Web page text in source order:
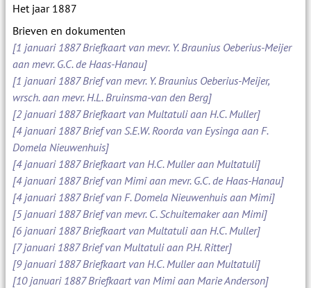
Het jaar 1887
Brieven en dokumenten
[1 januari 1887 Briefkaart van mevr. Y. Braunius Oeberius-Meijer
aan mevr. G.C. de Haas-Hanau]
[1 januari 1887 Brief van mevr. Y. Braunius Oeberius-Meijer,
wrsch. aan mevr. H.L. Bruinsma-van den Berg]
[2 januari 1887 Briefkaart van Multatuli aan H.C. Muller]
[4 januari 1887 Brief van S.E.W. Roorda van Eysinga aan F.
Domela Nieuwenhuis]
[4 januari 1887 Briefkaart van H.C. Muller aan Multatuli]
[4 januari 1887 Brief van Mimi aan mevr. G.C. de Haas-Hanau]
[4 januari 1887 Brief van F. Domela Nieuwenhuis aan Mimi]
[5 januari 1887 Brief van mevr. C. Schuitemaker aan Mimi]
[6 januari 1887 Briefkaart van Multatuli aan H.C. Muller]
[7 januari 1887 Brief van Multatuli aan P.H. Ritter]
[9 januari 1887 Briefkaart van H.C. Muller aan Multatuli]
[10 januari 1887 Briefkaart van Mimi aan Marie Anderson]